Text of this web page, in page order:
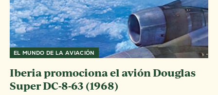
EL MUNDO DE LA AVIACIÓN
Iberia promociona el avión Douglas
Super DC-8-63 (1968)